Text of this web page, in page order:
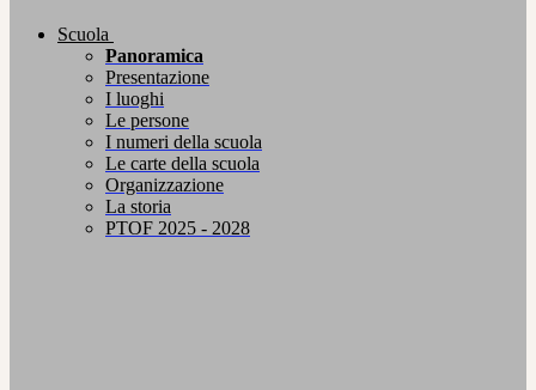
Scuola
Panoramica
Presentazione
I luoghi
Le persone
I numeri della scuola
Le carte della scuola
Organizzazione
La storia
PTOF 2025 - 2028